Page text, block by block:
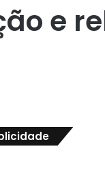
e